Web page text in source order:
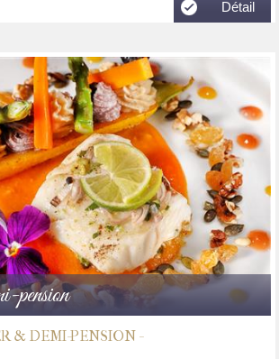
Détail
pension
& DEMI-PENSION -